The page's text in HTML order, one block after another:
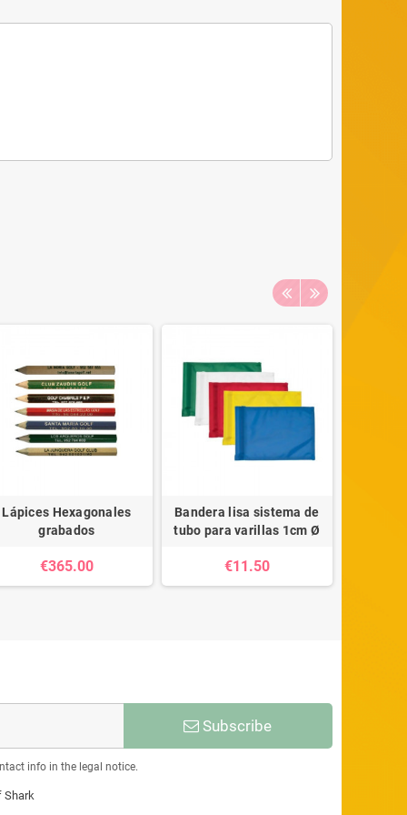
Lápices Hexagonales
grabados
€365.00
Bandera lisa sistema de
tubo para varillas 1cm Ø
€11.50
Subscribe
info in the legal notice.
Shark